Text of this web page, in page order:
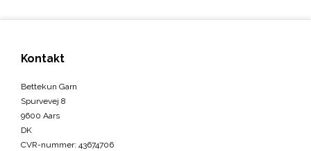
Kontakt
Bettekun Garn
Spurvevej 8
9600 Aars
DK
CVR-nummer: 43674706